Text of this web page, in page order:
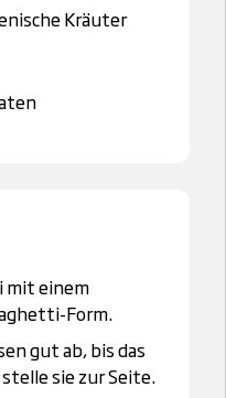
Kräuter
mit einem
Form.
gut ab, bis das
sie zur Seite.